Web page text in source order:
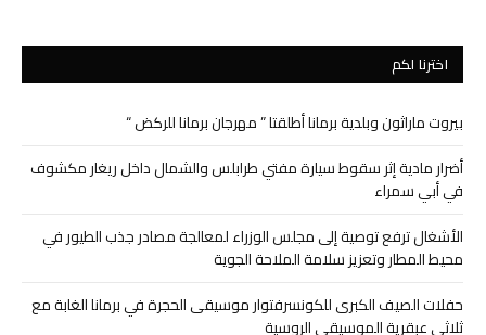
اخترنا لكم
بيروت ماراثون وبلدية برمانا أطلقتا ” مهرجان برمانا للركض “
أضرار مادية إثر سقوط سيارة مفتي طرابلس والشمال داخل ريغار مكشوف
في أبي سمراء
الأشغال ترفع توصية إلى مجلس الوزراء لمعالجة مصادر جذب الطيور في
محيط المطار وتعزيز سلامة الملاحة الجوية
حفلات الصيف الكبرى للكونسرفتوار موسيقى الحجرة في برمانا الغابة مع
ثلاثي عبقرية الموسيقى الروسية